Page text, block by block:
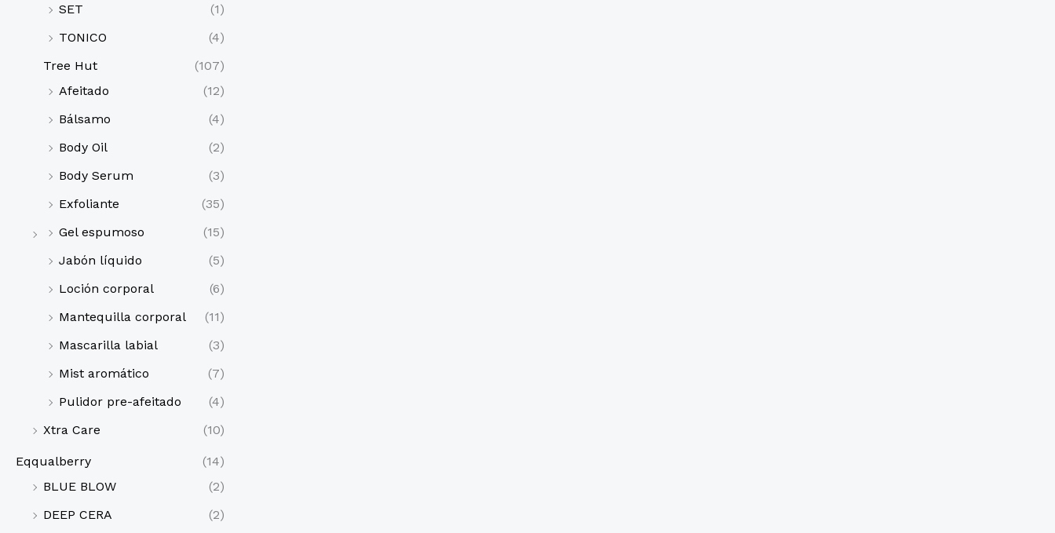
SET
(1)
TONICO
(4)
Tree Hut
(107)
Afeitado
(12)
Bálsamo
(4)
Body Oil
(2)
Body Serum
(3)
Exfoliante
(35)
Gel espumoso
(15)
Jabón líquido
(5)
Loción corporal
(6)
Mantequilla corporal
(11)
Mascarilla labial
(3)
Mist aromático
(7)
Pulidor pre-afeitado
(4)
Xtra Care
(10)
Eqqualberry
(14)
BLUE BLOW
(2)
DEEP CERA
(2)